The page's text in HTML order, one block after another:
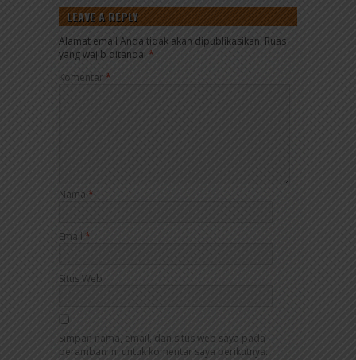
LEAVE A REPLY
Alamat email Anda tidak akan dipublikasikan. Ruas
yang wajib ditandai *
Komentar *
Nama *
Email *
Situs Web
Simpan nama, email, dan situs web saya pada
peramban ini untuk komentar saya berikutnya.